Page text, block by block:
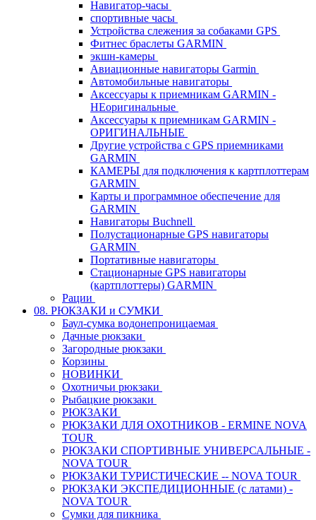
Навигатор-часы
спортивные часы
Устройства слежения за собаками GPS
Фитнес браслеты GARMIN
экшн-камеры
Авиационные навигаторы Garmin
Автомобильные навигаторы
Аксессуары к приемникам GARMIN -
НЕоригинальные
Аксессуары к приемникам GARMIN -
ОРИГИНАЛЬНЫЕ
Другие устройства с GPS приемниками
GARMIN
КАМЕРЫ для подключения к картплоттерам
GARMIN
Карты и программное обеспечение для
GARMIN
Навигаторы Buchnell
Полустационарные GPS навигаторы
GARMIN
Портативные навигаторы
Стационарные GPS навигаторы
(картплоттеры) GARMIN
Рации
08. РЮКЗАКИ и СУМКИ
Баул-сумка водонепроницаемая
Дачные рюкзаки
Загородные рюкзаки
Корзины
НОВИНКИ
Охотничьи рюкзаки
Рыбацкие рюкзаки
РЮКЗАКИ
РЮКЗАКИ ДЛЯ ОХОТНИКОВ - ERMINE NOVA
TOUR
РЮКЗАКИ СПОРТИВНЫЕ УНИВЕРСАЛЬНЫЕ -
NOVA TOUR
РЮКЗАКИ ТУРИСТИЧЕСКИЕ -- NOVA TOUR
РЮКЗАКИ ЭКСПЕДИЦИОННЫЕ (с латами) -
NOVA TOUR
Сумки для пикника